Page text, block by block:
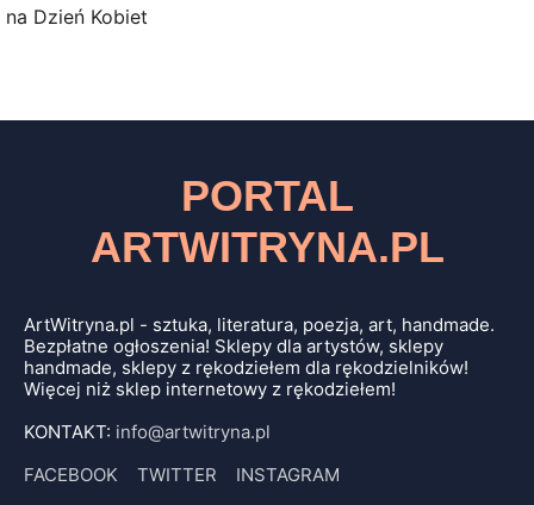
na Dzień Kobiet
PORTAL
ARTWITRYNA.PL
ArtWitryna.pl - sztuka, literatura, poezja, art, handmade.
Bezpłatne ogłoszenia! Sklepy dla artystów, sklepy
handmade, sklepy z rękodziełem dla rękodzielników!
Więcej niż sklep internetowy z rękodziełem!
KONTAKT: info@artwitryna.pl
FACEBOOK
TWITTER
INSTAGRAM